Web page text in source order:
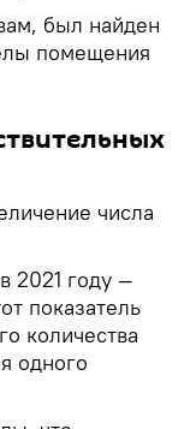
был найден
помещения
числа
2021 году —
показатель
количества
одного